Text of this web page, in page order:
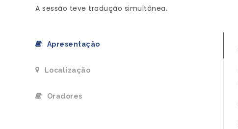
A sessão teve tradução simultânea.
Apresentação
Localização
Oradores